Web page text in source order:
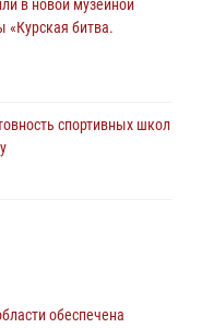
в новой музейной
«Курская битва.
спортивных школ
обеспечена